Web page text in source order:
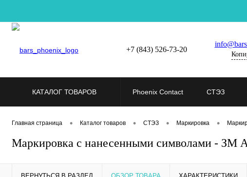
+7 (843) 526-73-20
КАТАЛОГ ТОВАРОВ Phoenix Contact СТЭЗ
Главная страница • Каталог товаров • СТЭЗ • Маркировка •
Маркировка с нанесенными символами - ЗМ